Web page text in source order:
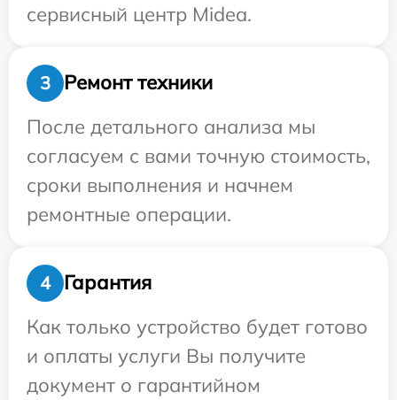
сервисный центр Midea.
3
Ремонт техники
После детального анализа мы
согласуем с вами точную стоимость,
сроки выполнения и начнем
ремонтные операции.
4
Гарантия
Как только устройство будет готово
и оплаты услуги Вы получите
документ о гарантийном